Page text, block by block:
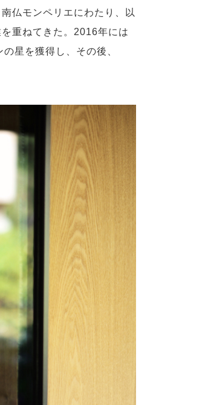
仏モンペリエにわたり、以
重ねてきた。2016年には
星を獲得し、その後、